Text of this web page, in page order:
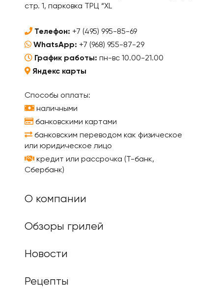
стр. 1, парковка ТРЦ “XL
Телефон: +7 (495) 995-85-69
WhatsApp: +7 (968) 955-87-29
График работы: пн-вс 10.00-21.00
Яндекс карты
Способы оплаты:
наличными
банковскими картами
банковским переводом как физическое
или юридическое лицо
кредит или рассрочка (Т-банк,
Сбербанк)
О компании
Обзоры грилей
Новости
Рецепты